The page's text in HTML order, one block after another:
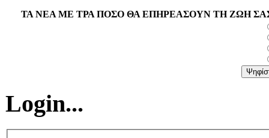
ΤΑ ΝΕΑ ΜΕ ΤΡΑ ΠΟΣΟ ΘΑ ΕΠΗΡΕΑΣΟΥΝ ΤΗ ΖΩΗ
Login...